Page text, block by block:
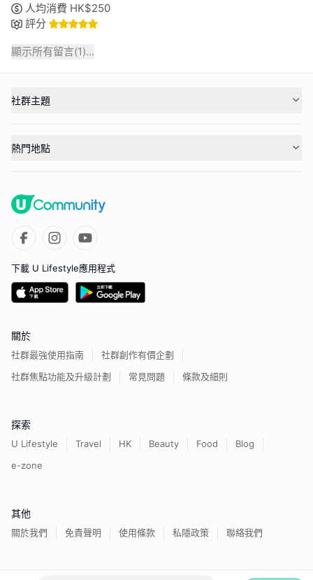
人均消費 HK$250
評分
顯示所有留言(1)...
社群主題
熱門地點
下載 U Lifestyle應用程式
關於
社群最強使用指南
社群創作有價企劃
社群焦點功能及升級計劃
常見問題 條款及細則
探索
U Lifestyle Travel HK Beauty Food
Blog
e-zone
其他
關於我們 免責聲明 使用條款 私隱政策 聯絡我們